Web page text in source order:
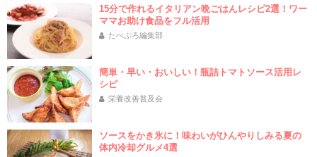
15分で作れるイタリアン晩ごはんレシピ2選！ワー
ママお助け食品をフル活用
たべぷろ編集部
簡単・早い・おいしい！瓶詰トマトソース活用レ
シピ
栄養改善普及会
ソースをかき氷に！味わいがひんやりしみる夏の
体内冷却グルメ4選